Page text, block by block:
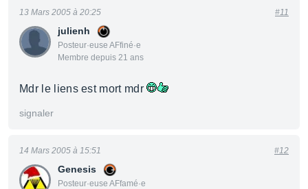
julienh
Posteur·euse AFfiné·e
Membre depuis 21 ans
13 Mars 2005 à 20:25 #11
Mdr le liens est mort mdr
signaler
Genesis
Posteur·euse AFfamé·e
14 Mars 2005 à 15:51 #12